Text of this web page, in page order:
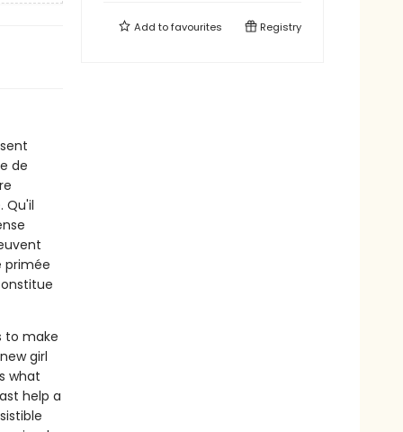
de
Qu'il
primée
to make
girl
what
help a
Add tofavourites Registry